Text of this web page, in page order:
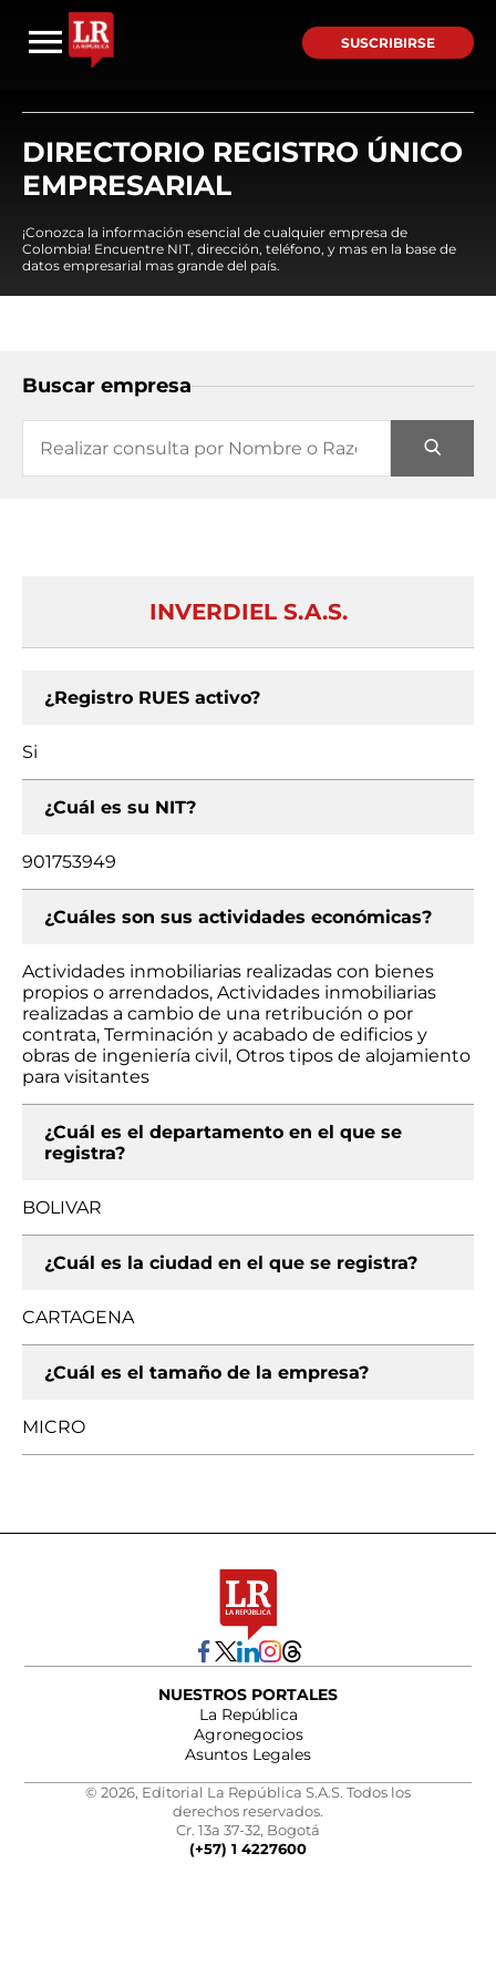
SUSCRIBIRSE
DIRECTORIO REGISTRO ÚNICO
EMPRESARIAL
¡Conozca la información esencial de cualquier empresa de
Colombia! Encuentre NIT, dirección, teléfono, y mas en la base de
datos empresarial mas grande del país.
Buscar empresa
INVERDIEL S.A.S.
¿Registro RUES activo?
Si
¿Cuál es su NIT?
901753949
¿Cuáles son sus actividades económicas?
Actividades inmobiliarias realizadas con bienes
propios o arrendados, Actividades inmobiliarias
realizadas a cambio de una retribución o por
contrata, Terminación y acabado de edificios y
obras de ingeniería civil, Otros tipos de alojamiento
para visitantes
¿Cuál es el departamento en el que se
registra?
BOLIVAR
¿Cuál es la ciudad en el que se registra?
CARTAGENA
¿Cuál es el tamaño de la empresa?
MICRO
NUESTROS PORTALES
La República
Agronegocios
Asuntos Legales
© 2026, Editorial La República S.A.S. Todos los
derechos reservados.
Cr. 13a 37-32, Bogotá
(+57) 1 4227600